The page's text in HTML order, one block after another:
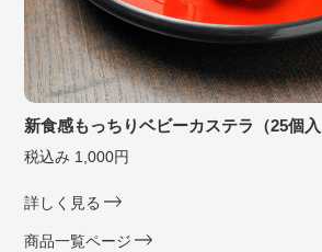
新食感もっちりベビーカステラ（25個入
税込み 1,000円
詳しく見る
商品一覧ページ